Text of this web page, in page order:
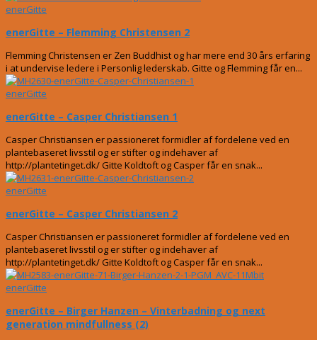
enerGitte
enerGitte – Flemming Christensen 2
Flemming Christensen er Zen Buddhist og har mere end 30 års erfaring
i at undervise ledere i Personlig lederskab. Gitte og Flemming får en...
enerGitte
enerGitte – Casper Christiansen 1
Casper Christiansen er passioneret formidler af fordelene ved en
plantebaseret livsstil og er stifter og indehaver af
http://plantetinget.dk/ Gitte Koldtoft og Casper får en snak...
enerGitte
enerGitte – Casper Christiansen 2
Casper Christiansen er passioneret formidler af fordelene ved en
plantebaseret livsstil og er stifter og indehaver af
http://plantetinget.dk/ Gitte Koldtoft og Casper får en snak...
enerGitte
enerGitte – Birger Hanzen – Vinterbadning og next
generation mindfullness (2)